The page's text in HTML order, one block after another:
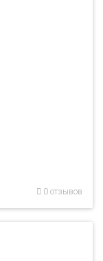
0 отзывов